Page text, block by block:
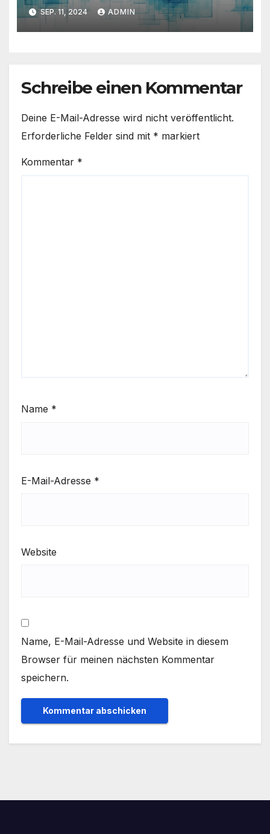
SEP. 11, 2024 ADMIN
Schreibe einen Kommentar
Deine E-Mail-Adresse wird nicht veröffentlicht.
Erforderliche Felder sind mit * markiert
Kommentar *
Name *
E-Mail-Adresse *
Website
Name, E-Mail-Adresse und Website in diesem
Browser für meinen nächsten Kommentar
speichern.